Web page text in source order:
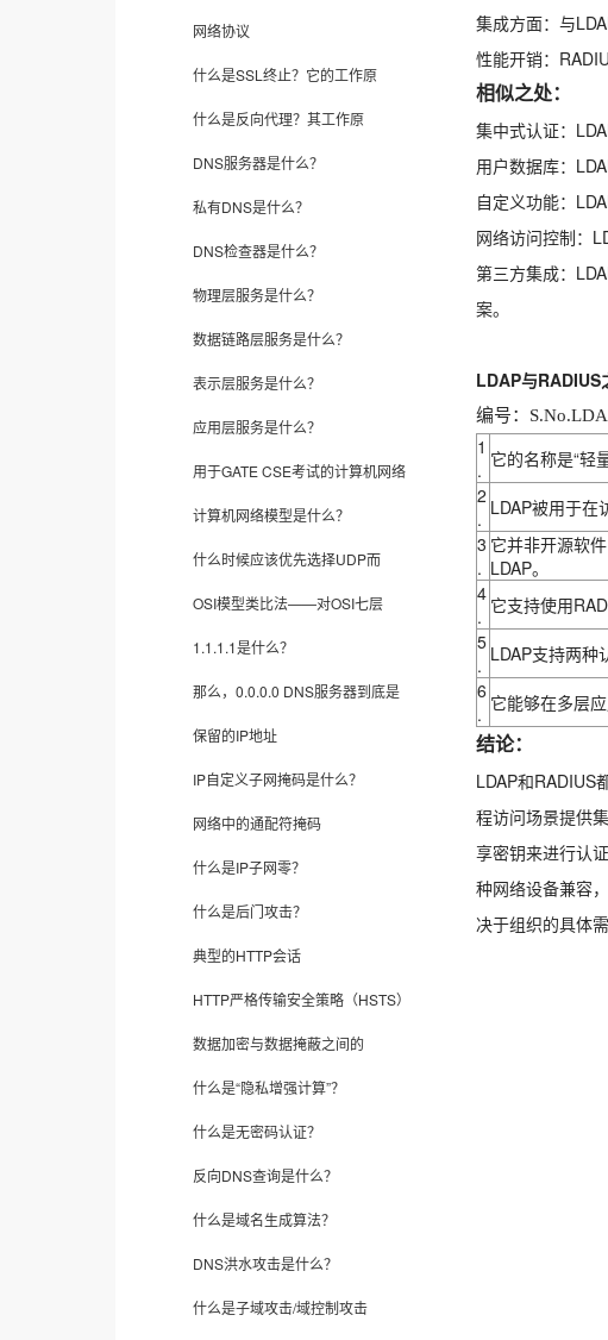
网络协议
什么是SSL终止？它的工作原
什么是反向代理？其工作原
DNS服务器是什么？
私有DNS是什么？
DNS检查器是什么？
物理层服务是什么？
数据链路层服务是什么？
表示层服务是什么？
应用层服务是什么？
用于GATE CSE考试的计算机网络
计算机网络模型是什么？
什么时候应该优先选择UDP而
OSI模型类比法——对OSI七层
1.1.1.1是什么？
那么，0.0.0.0 DNS服务器到底是
保留的IP地址
IP自定义子网掩码是什么？
网络中的通配符掩码
什么是IP子网零？
什么是后门攻击？
典型的HTTP会话
HTTP严格传输安全策略（HSTS）
数据加密与数据掩蔽之间的
什么是“隐私增强计算”？
什么是无密码认证？
反向DNS查询是什么？
什么是域名生成算法？
DNS洪水攻击是什么？
什么是子域攻击/域控制攻击
集成方面：与
性能开销：
相似之处：
集中式认证：
用户数据库：
自定义功能：
网络访问控制：
第三方集成：
案。
LDAP与RADIUS
编号：
1
. 它的名称是“轻
2
. LDAP被用于在
3
.
它并非开源软
LDAP。
4
. 它支持使用
5
. LDAP支持两种
6
. 它能够在多层
结论：
LDAP和RADIUS
程访问场景提供
享密钥来进行认
种网络设备兼容
决于组织的具体